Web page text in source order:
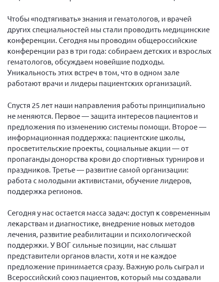
Нижегородская область
Новгородская область
Новосибирская область
Омская область
Оренбургская область
Пензенская область
Республика Башкортостан
Республика Бурятия
Республика Карелия
Республика Калмыкия
Республика Хакасия
Ростовская область
г. Санкт-Петербург
г. Севастополь
Самарская область СОРС
Самарская область ПРИЗМА
Самарская область СГОРС
Чтобы «подтягивать» знания и гематологов, и врачей
других специальностей мы стали проводить медицинские
конференции. Сегодня мы проводим общероссийские
конференции раз в три года: собираем детских и взрослых
гематологов, обсуждаем новейшие подходы.
Уникальность этих встреч в том, что в одном зале
работают врачи и лидеры пациентских организаций.
Спустя 25 лет наши направления работы принципиально
не меняются. Первое — защита интересов пациентов и
предложения по изменению системы помощи. Второе —
информационная поддержка: пациентские школы,
просветительские проекты, социальные акции — от
пропаганды донорства крови до спортивных турниров и
праздников. Третье — развитие самой организации:
работа с молодыми активистами, обучение лидеров,
поддержка регионов.
Сегодня у нас остается масса задач: доступ к современным
лекарствам и диагностике, внедрение новых методов
лечения, развитие реабилитации и психологической
поддержки. У ВОГ сильные позиции, нас слышат
представители органов власти, хотя и не каждое
предложение принимается сразу. Важную роль сыграл и
Всероссийский союз пациентов, который мы создавали